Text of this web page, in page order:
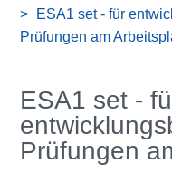
ESA1 set - für
Prüfungen am
ESA1 set -
Prüfungen